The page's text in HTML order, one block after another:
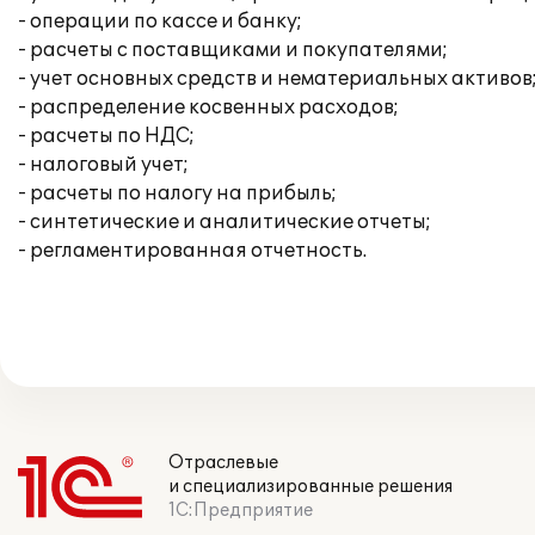
- операции по кассе и банку;
- расчеты с поставщиками и покупателями;
- учет основных средств и нематериальных
- распределение косвенных расходов;
- расчеты по НДС;
- налоговый учет;
- расчеты по налогу на прибыль;
- синтетические и аналитические отчеты;
- регламентированная отчетность.
Отраслевые
и специализированные решения
1С:Предприятие